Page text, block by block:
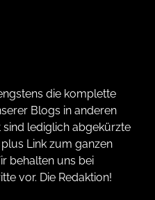
die komplette
Blogs in anderen
lediglich abgekürzte
Link zum ganzen
behalten uns bei
vor. Die Redaktion!